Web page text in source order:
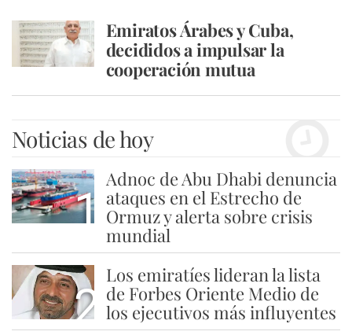
Emiratos Árabes y Cuba,
decididos a impulsar la
cooperación mutua
Noticias de hoy
1
Adnoc de Abu Dhabi denuncia
ataques en el Estrecho de
Ormuz y alerta sobre crisis
mundial
2
Los emiratíes lideran la lista
de Forbes Oriente Medio de
los ejecutivos más influyentes